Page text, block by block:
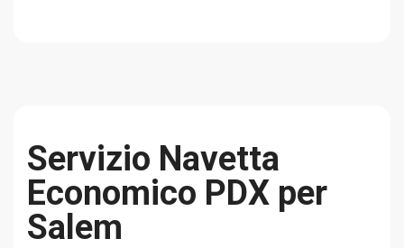
Servizio Navetta
Economico PDX per
Salem